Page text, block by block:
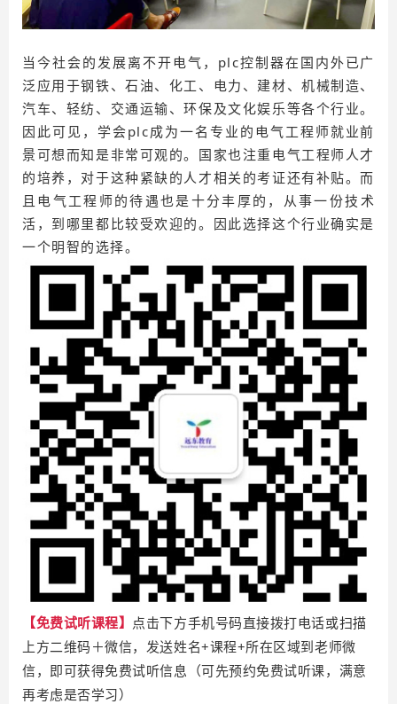
当今社会的发展离不开电气，plc控制器在国内外已广
泛应用于钢铁、石油、化工、电力、建材、机械制造、
汽车、轻纺、交通运输、环保及文化娱乐等各个行业。
因此可见，学会plc成为一名专业的电气工程师就业前
景可想而知是非常可观的。国家也注重电气工程师人才
的培养，对于这种紧缺的人才相关的考证还有补贴。而
且电气工程师的待遇也是十分丰厚的，从事一份技术
活，到哪里都比较受欢迎的。因此选择这个行业确实是
一个明智的选择。
【免费试听课程】 点击下方手机号码直接拨打电话或扫描
上方二维码＋微信，发送姓名+课程+所在区域到老师微
信，即可获得免费试听信息（可先预约免费试听课，满意
再考虑是否学习）